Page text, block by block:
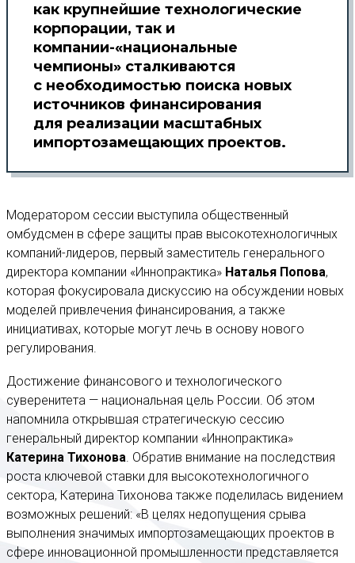
как крупнейшие технологические
корпорации, так и
компании-«национальные
чемпионы» сталкиваются
с необходимостью поиска новых
источников финансирования
для реализации масштабных
импортозамещающих проектов.
Модератором сессии выступила общественный
омбудсмен в сфере защиты прав высокотехнологичных
компаний-лидеров, первый заместитель генерального
директора компании «Иннопрактика» Наталья Попова,
которая фокусировала дискуссию на обсуждении новых
моделей привлечения финансирования, а также
инициативах, которые могут лечь в основу нового
регулирования.
Достижение финансового и технологического
суверенитета — национальная цель России. Об этом
напомнила открывшая стратегическую сессию
генеральный директор компании «Иннопрактика»
Катерина Тихонова. Обратив внимание на последствия
роста ключевой ставки для высокотехнологичного
сектора, Катерина Тихонова также поделилась видением
возможных решений: «В целях недопущения срыва
выполнения значимых импортозамещающих проектов в
сфере инновационной промышленности представляется